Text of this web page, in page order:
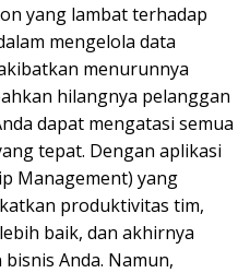
yang lambat terhadap
mengelola data
menurunnya
hilangnya pelanggan
dapat mengatasi semua
tepat. Dengan aplikasi
Management) yang
produktivitas tim,
baik, dan akhirnya
Anda. Namun,